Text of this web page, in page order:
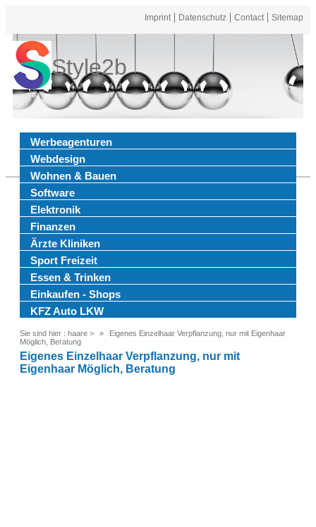
Imprint Datenschutz Contact Sitemap
Style2b
Werbeagenturen
Webdesign
Wohnen & Bauen
Software
Elektronik
Finanzen
Ärzte Kliniken
Sport Freizeit
Essen & Trinken
Einkaufen - Shops
KFZ Auto LKW
Sie sind hier : haare >
Eigenes Einzelhaar Verpflanzung, nur mit Eigenhaar
Möglich, Beratung
Eigenes Einzelhaar Verpflanzung, nur mit
Eigenhaar Möglich, Beratung